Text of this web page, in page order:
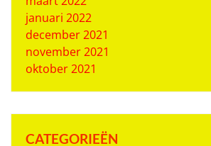
januari 2022
december 2021
november 2021
oktober 2021
CATEGORIEËN